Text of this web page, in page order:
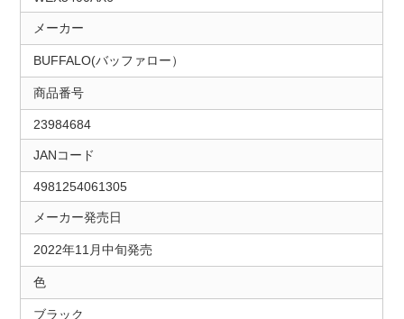
メーカー
BUFFALO(バッファロー）
商品番号
23984684
JANコード
4981254061305
メーカー発売日
2022年11月中旬発売
色
ブラック